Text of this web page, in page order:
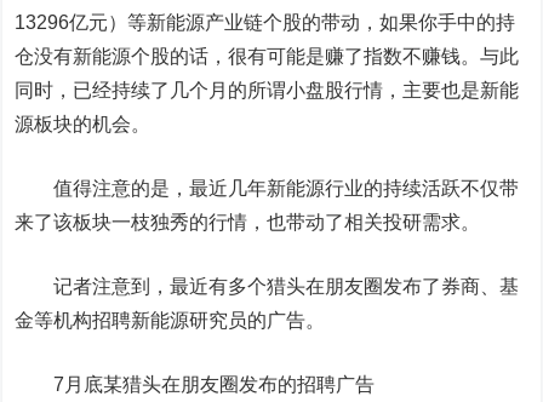
13296亿元）等新能源产业链个股的带动，如果你手中的持
仓没有新能源个股的话，很有可能是赚了指数不赚钱。与此
同时，已经持续了几个月的所谓小盘股行情，主要也是新能
源板块的机会。
值得注意的是，最近几年新能源行业的持续活跃不仅带
来了该板块一枝独秀的行情，也带动了相关投研需求。
记者注意到，最近有多个猎头在朋友圈发布了券商、基
金等机构招聘新能源研究员的广告。
7月底某猎头在朋友圈发布的招聘广告